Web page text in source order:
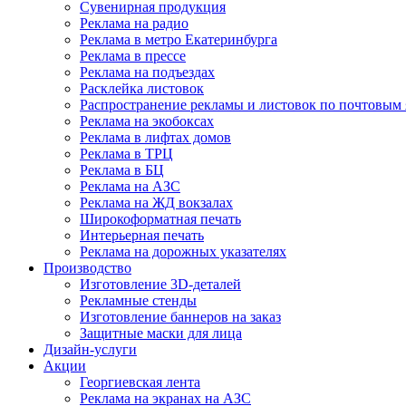
Сувенирная продукция
Реклама на радио
Реклама в метро Екатеринбурга
Реклама в прессе
Реклама на подъездах
Расклейка листовок
Распространение рекламы и листовок по
Реклама на экобоксах
Реклама в лифтах домов
Реклама в ТРЦ
Реклама в БЦ
Реклама на АЗС
Реклама на ЖД вокзалах
Широкоформатная печать
Интерьерная печать
Реклама на дорожных указателях
Производство
Изготовление 3D-деталей
Рекламные стенды
Изготовление баннеров на заказ
Защитные маски для лица
Дизайн-услуги
Акции
Георгиевская лента
Реклама на экранах на АЗС